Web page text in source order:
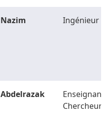
Nazim Ingénieur
Abdelrazak
Enseignant-
Chercheur